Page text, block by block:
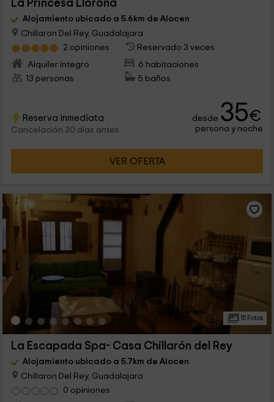
La Princesa Llorona
Alojamiento ubicado a 5.6km de Alocen
Chillaron Del Rey, Guadalajara
2 opiniones
Reservado 3 veces
Alquiler íntegro
6 habitaciones
13 personas
5 baños
Reserva inmediata
Cancelación 30 días antes
desde 35€
persona y noche
VER OFERTA
15 Fotos
La Escapada Spa- Casa Chillarón del Rey
Alojamiento ubicado a 5.7km de Alocen
Chillaron Del Rey, Guadalajara
0 opiniones